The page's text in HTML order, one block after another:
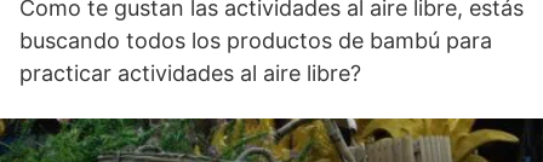
Como te gustan las actividades al aire libre, estás
buscando todos los productos de bambú para
practicar actividades al aire libre?
Contents [